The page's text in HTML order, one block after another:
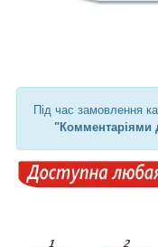
Під час замовлення
"Комментаріями